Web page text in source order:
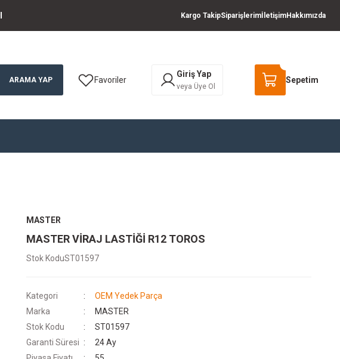
Kargo TakipSiparişlerimİletişimHakkımızda
ARAMA YAP Favoriler
Giriş Yap
veya Üye Ol
Sepetim
MASTER
MASTER VİRAJ LASTİĞİ R12 TOROS
Stok KoduST01597
Kategori
OEM Yedek Parça
Marka
MASTER
Stok Kodu
ST01597
Garanti Süresi
24 Ay